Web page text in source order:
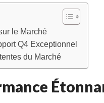
le Marché
Q4 Exceptionnel
du Marché